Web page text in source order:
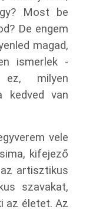
Most be
De engem
magad,
ismerlek -
ez, milyen
kedved van
vele
kifejező
artisztikus
szavakat,
az életet. Az